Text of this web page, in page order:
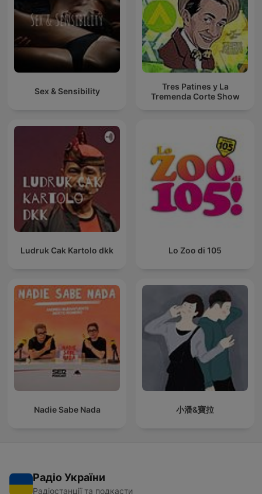
Sex & Sensibility
Tres Patines y La
Tremenda Corte Show
Ludruk Cak Kartolo dkk Lo Zoo di 105
Nadie Sabe Nada 小潘&寶拉
Радіо України
Радіостанції та подкасти